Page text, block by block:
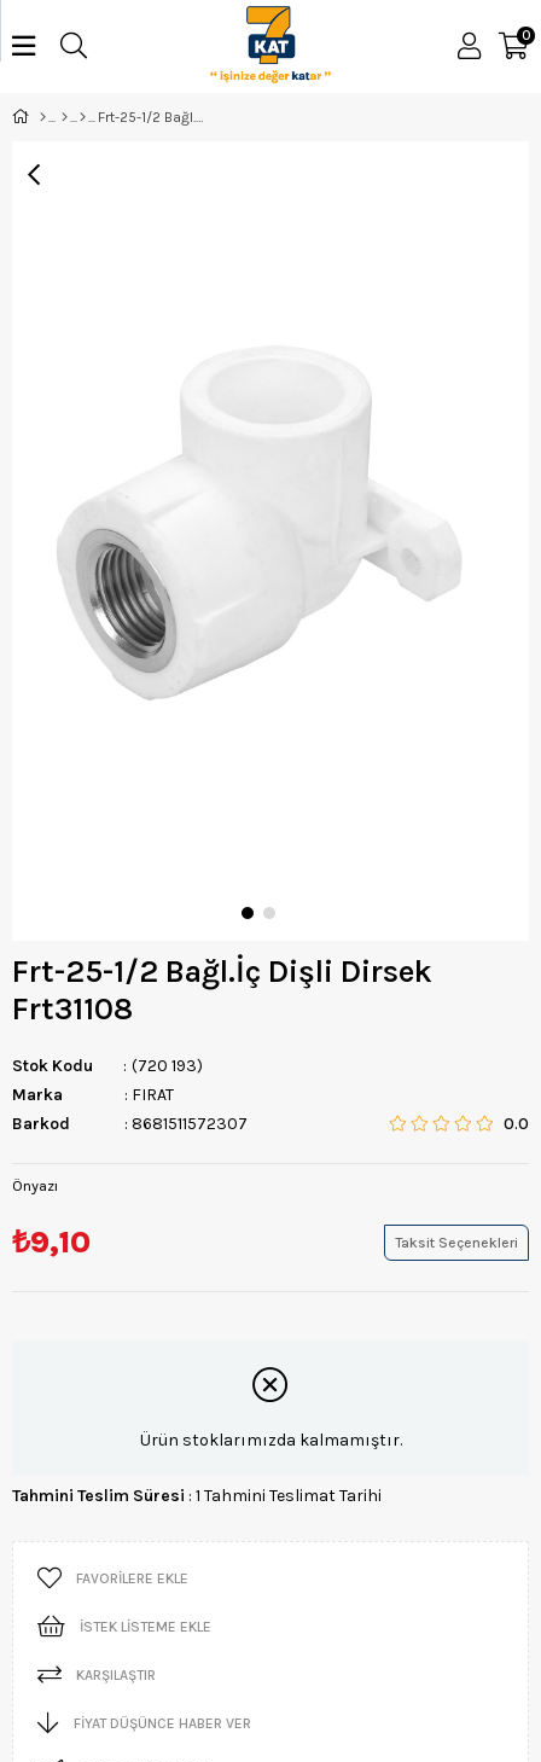
0
Frt-25-1/2 Bağl.İç Dişli Dirsek
Frt31108
Stok Kodu
(720 193)
Marka
: FIRAT
Barkod
: 8681511572307 0.0
Önyazı
₺9,10 Taksit Seçenekleri
Ürün stoklarımızda kalmamıştır.
Tahmini Teslim Süresi : 1 Tahmini Teslimat Tarihi
FAVORILERE EKLE
İSTEK LISTEME EKLE
KARŞILAŞTIR
FIYAT DÜŞÜNCE HABER VER